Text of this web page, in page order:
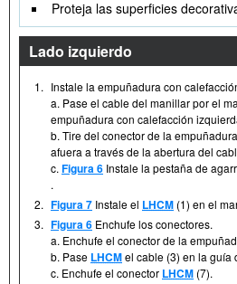
Proteja las superficies
Lado izquierdo
1. Instale la empuñadura con
a. Pase el cable del manillar por el
empuñadura con calefacción
b. Tire del conector de la
afuera a través de la abertura del
c. Figura 6 Instale la pestaña de
.
2. Figura 7 Instale el LHCM (1) en el
3. Figura 6 Enchufe los conectores.
a. Enchufe el conector de la
b. Pase LHCMel cable (3) en la guía
c. Enchufe el conector LHCM (7).